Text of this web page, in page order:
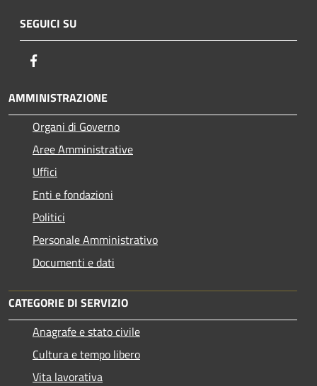
SEGUICI SU
AMMINISTRAZIONE
Organi di Governo
Aree Amministrative
Uffici
Enti e fondazioni
Politici
Personale Amministrativo
Documenti e dati
CATEGORIE DI SERVIZIO
Anagrafe e stato civile
Cultura e tempo libero
Vita lavorativa